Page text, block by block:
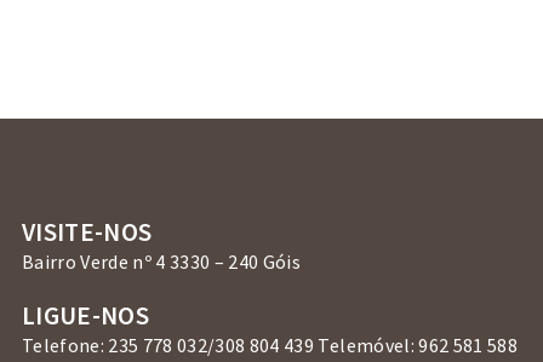
VISITE-NOS
Bairro Verde nº 4 3330 – 240 Góis
LIGUE-NOS
Telefone: 235 778 032/308 804 439 Telemóvel: 962 581 588